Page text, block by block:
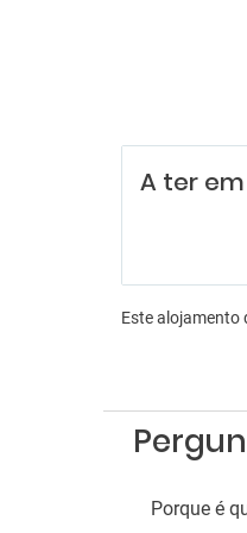
A ter
Este alojamento
Porque é